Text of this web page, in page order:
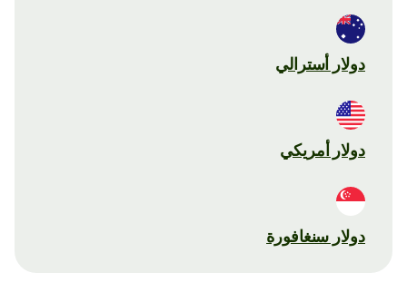
دولار أسترالي
دولار أمريكي
دولار سنغافورة